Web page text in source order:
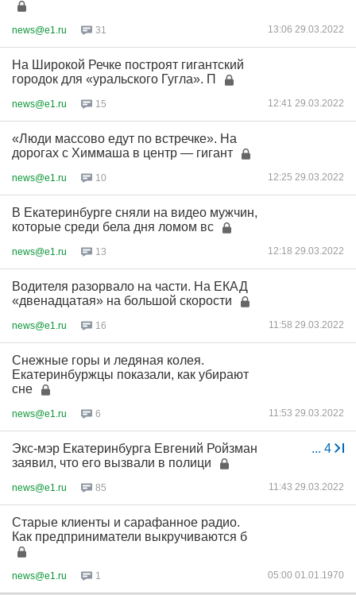
news@e1.ru 31 13:06 29.03.2022
На Широкой Речке построят гигантский
городок для «уральского Гугла». П
news@e1.ru 15 12:41 29.03.2022
«Люди массово едут по встречке». На
дорогах с Химмаша в центр — гигант
news@e1.ru 10 12:25 29.03.2022
В Екатеринбурге сняли на видео мужчин,
которые среди бела дня ломом вс
news@e1.ru 13 12:18 29.03.2022
Водителя разорвало на части. На ЕКАД
«двенадцатая» на большой скорости
news@e1.ru 16 11:58 29.03.2022
Снежные горы и ледяная колея.
Екатеринбуржцы показали, как убирают
сне
news@e1.ru 6 11:53 29.03.2022
... 4
Экс-мэр Екатеринбурга Евгений Ройзман
заявил, что его вызвали в полици
news@e1.ru 85 11:43 29.03.2022
Старые клиенты и сарафанное радио.
Как предприниматели выкручиваются б
news@e1.ru 1 05:00 01.01.1970